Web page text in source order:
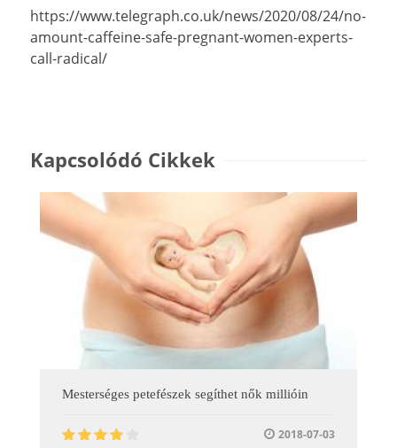
https://www.telegraph.co.uk/news/2020/08/24/no-
amount-caffeine-safe-pregnant-women-experts-
call-radical/
Kapcsolódó Cikkek
Mesterséges petefészek segíthet nők millióin
2018-07-03